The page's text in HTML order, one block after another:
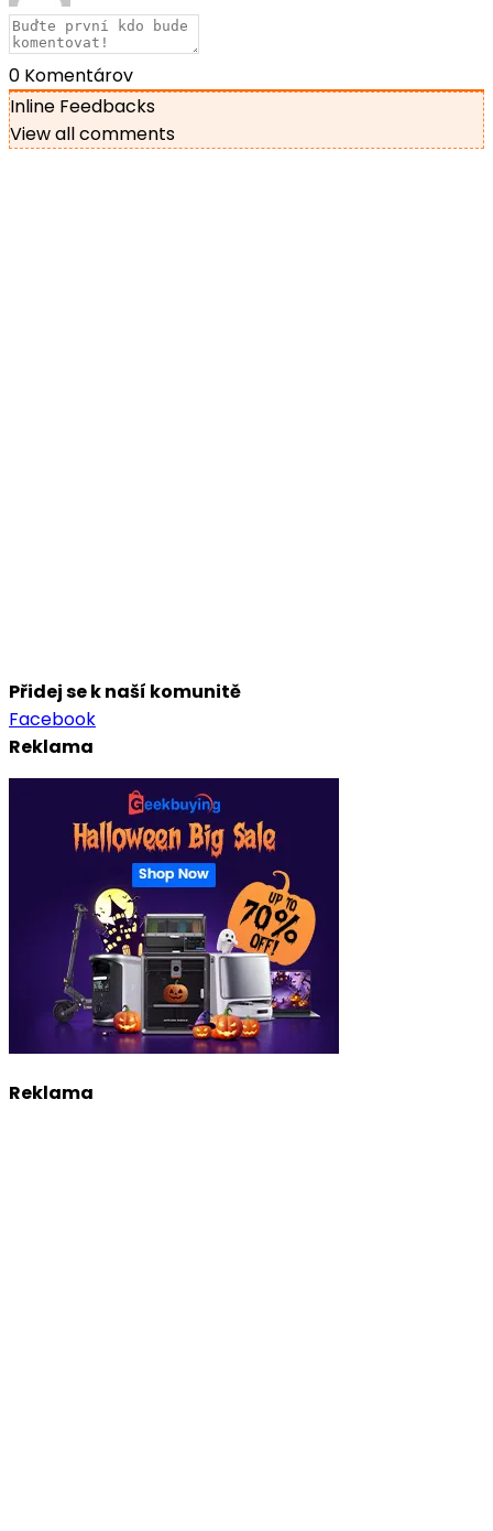
0 Komentárov
Inline Feedbacks
View all comments
Přidej se k naší komunitě
Facebook
Reklama
Reklama